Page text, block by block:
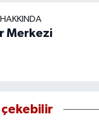
Merkezi
çekebilir